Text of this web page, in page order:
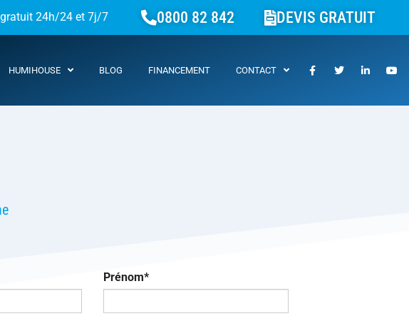
24h/24 et 7j/7 0800 82 842 DEVIS GRATUIT
HUMIHOUSE BLOG FINANCEMENT CONTACT
Prénom*